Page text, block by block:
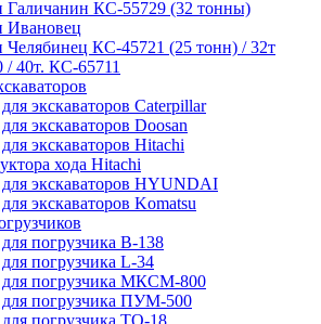
Галичанин КС-55729 (32 тонны)
Ивановец
Челябинец КС-45721 (25 тонн) / 32т
40т. КС-65711
экскаваторов Caterpillar
экскаваторов Doosan
экскаваторов Hitachi
хода Hitachi
для экскаваторов HYUNDAI
экскаваторов Komatsu
погрузчика B-138
погрузчика L-34
для погрузчика МКСМ-800
для погрузчика ПУМ-500
для погрузчика ТО-18